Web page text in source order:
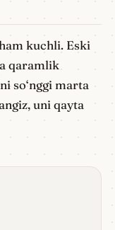
kuchli. Eski
qaramlik
so‘nggi marta
uni qayta